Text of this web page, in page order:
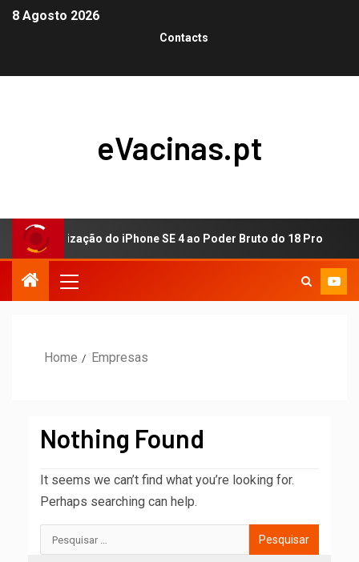
8 Agosto 2026
Contacts
eVacinas.pt
do iPhone SE 4 ao Poder Bruto do 18 Pro
Home Empresas
Nothing Found
It seems we can’t find what you’re looking for.
Perhaps searching can help.